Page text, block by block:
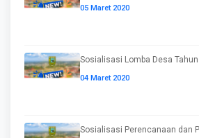
05 Maret 2020
Sosialisasi Lomba Desa
04 Maret 2020
Sosialisasi Perencanaan dan